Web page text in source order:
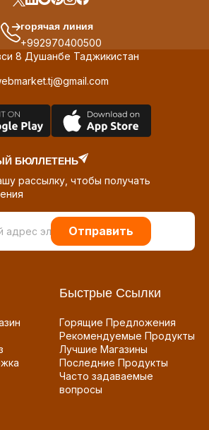
горячая линия
+992970400500
8 Душанбе Таджикистан
БЮЛЛЕТЕНЬ
рассылку, чтобы получать
Отправить
Быстрые Ссылки
Горящие Предложения
Рекомендуемые Продукты
Лучшие Магазины
Последние Продукты
Часто задаваемые
вопросы